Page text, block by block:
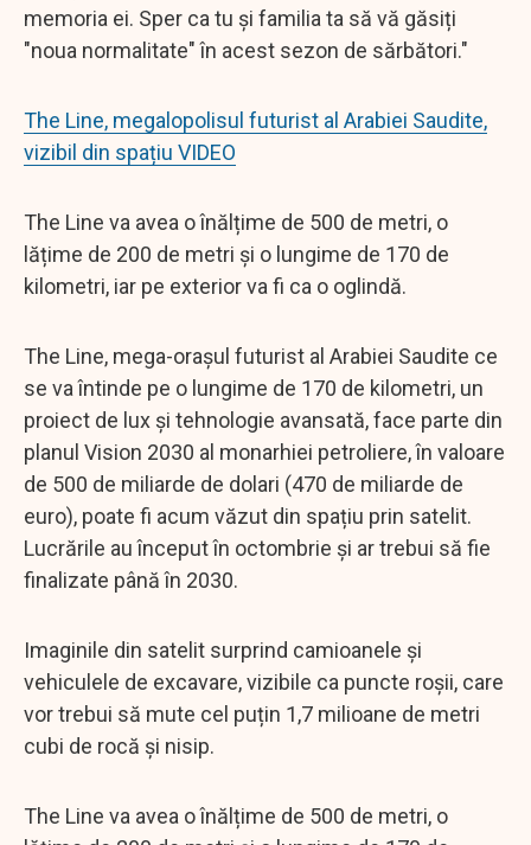
memoria ei. Sper ca tu și familia ta să vă găsiți
"noua normalitate" în acest sezon de sărbători."
The Line, megalopolisul futurist al Arabiei Saudite,
vizibil din spațiu VIDEO
The Line va avea o înălțime de 500 de metri, o
lățime de 200 de metri și o lungime de 170 de
kilometri, iar pe exterior va fi ca o oglindă.
The Line, mega-orașul futurist al Arabiei Saudite ce
se va întinde pe o lungime de 170 de kilometri, un
proiect de lux și tehnologie avansată, face parte din
planul Vision 2030 al monarhiei petroliere, în valoare
de 500 de miliarde de dolari (470 de miliarde de
euro), poate fi acum văzut din spațiu prin satelit.
Lucrările au început în octombrie și ar trebui să fie
finalizate până în 2030.
Imaginile din satelit surprind camioanele și
vehiculele de excavare, vizibile ca puncte roșii, care
vor trebui să mute cel puțin 1,7 milioane de metri
cubi de rocă și nisip.
The Line va avea o înălțime de 500 de metri, o